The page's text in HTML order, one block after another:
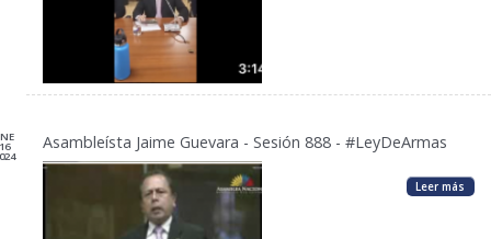
16 Asambleísta Jaime Guevara - Sesión 888 - #LeyDeArmas
Leer más